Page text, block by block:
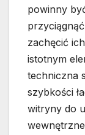
powinny
zachęcić
istotnym
techniczna
szybkości
witryny do